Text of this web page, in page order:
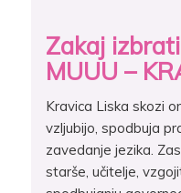
Zakaj
MUUU –
Kravica Liska skozi
vzljubijo, spodbuja
zavedanje jezika.
starše, učitelje,